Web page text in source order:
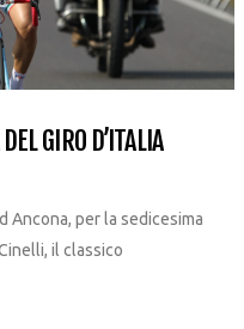
GIRO D’ITALIA
Ancona, per la sedicesima
il classico